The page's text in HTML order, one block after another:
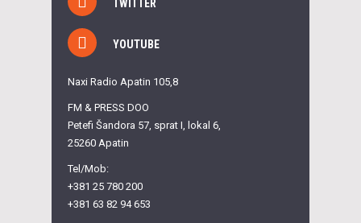
TWITTER
YOUTUBE
Naxi Radio Apatin 105,8
FM & PRESS DOO
Petefi Šandora 57, sprat I, lokal 6,
25260 Apatin
Tel/Mob:
+381 25 780 200
+381 63 82 94 653